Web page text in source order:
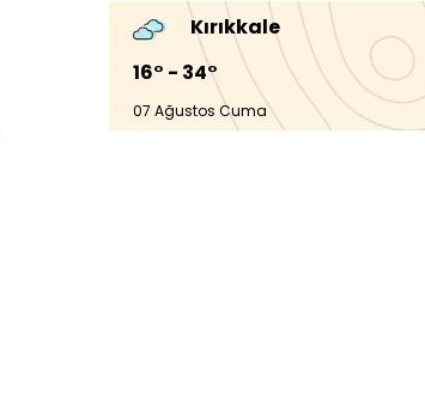
Kırıkkale
16° - 34°
07 Ağustos Cuma